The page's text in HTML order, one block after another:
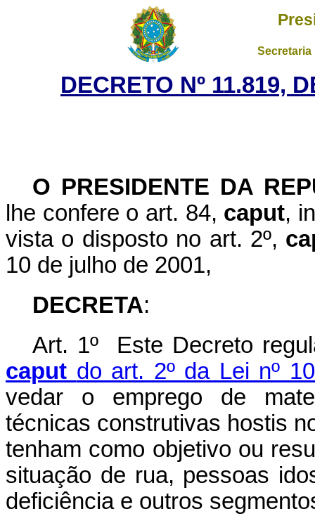
DECRETO Nº 11.819,
O PRESIDENTE DA
lhe confere o art. 84, caput,
vista o disposto no art. 2º,
10 de julho de 2001,
DECRETA:
Art. 1º Este Decreto
caput do art. 2º da Lei nº
vedar o emprego de
técnicas construtivas hostis
tenham como objetivo ou
situação de rua, pessoas
deficiência e outros